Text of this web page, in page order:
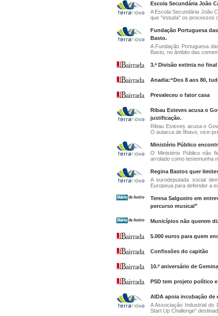
Escola Secundária João
A Escola Secundária João
que "estuda" os processos
Fundação Portuguesa
Basto.
A Fundação Portuguesa
Basto, no âmbito das
3.ª Divisão extinta no final
Anadia:“Dos 8 aos 80,
Prevaleceu o fator casa
Ribau Esteves acusa o
justificação.
Ribau Esteves acusa o
O autarca de Ílhavo, vice-
Ministério Público
O Ministério Público não
arrolado como testemunha
Regina Bastos quer
A eurodeputada social
Europeua para defender a
Teresa Salgueiro em
percurso musical”
Municípios não querem
5.000 euros para quem
Confissões do capitão
10.º aniversário de
PSD tem projeto político
AIDA apoia incubação de
A Associação Industrial do
Start Up Challenge”